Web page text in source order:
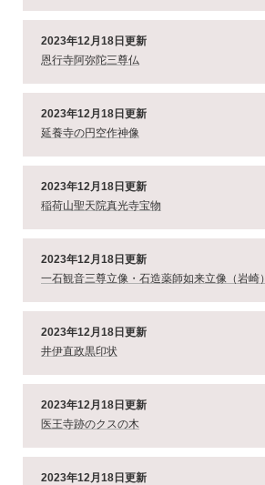
2023年12月18日更新
恩行寺阿弥陀三尊仏
2023年12月18日更新
延養寺の円空作神像
2023年12月18日更新
稲荷山聖天院真光寺宝物
2023年12月18日更新
一石観音三尊立像・石造薬師如来立像（岩崎）
2023年12月18日更新
井伊直政黒印状
2023年12月18日更新
医王寺跡のクスの木
2023年12月18日更新